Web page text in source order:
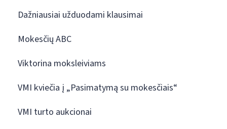
Dažniausiai užduodami klausimai
Mokesčių ABC
Viktorina moksleiviams
VMI kviečia į „Pasimatymą su mokesčiais“
VMI turto aukcionai